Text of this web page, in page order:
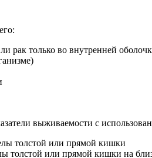
рак только во внутренней
выживаемости с
толстой или прямой кишки
толстой или прямой кишки на